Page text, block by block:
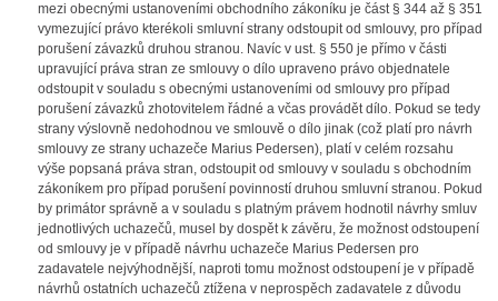
mezi obecnými ustanoveními obchodního zákoníku je část § 344 až § 351
vymezující právo kterékoli smluvní strany odstoupit od smlouvy, pro případ
porušení závazků druhou stranou. Navíc v ust. § 550 je přímo v části
upravující práva stran ze smlouvy o dílo upraveno právo objednatele
odstoupit v souladu s obecnými ustanoveními od smlouvy pro případ
porušení závazků zhotovitelem řádné a včas provádět dílo. Pokud se tedy
strany výslovně nedohodnou ve smlouvě o dílo jinak (což platí pro návrh
smlouvy ze strany uchazeče Marius Pedersen), platí v celém rozsahu
výše popsaná práva stran, odstoupit od smlouvy v souladu s obchodním
zákoníkem pro případ porušení povinností druhou smluvní stranou. Pokud
by primátor správně a v souladu s platným právem hodnotil návrhy smluv
jednotlivých uchazečů, musel by dospět k závěru, že možnost odstoupení
od smlouvy je v případě návrhu uchazeče Marius Pedersen pro
zadavatele nejvýhodnější, naproti tomu možnost odstoupení je v případě
návrhů ostatních uchazečů ztížena v neprospěch zadavatele z důvodu